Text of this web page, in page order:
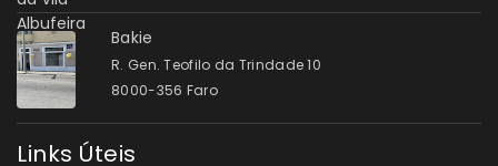
Bakie
R. Gen. Teofilo da Trindade 10
8000-356 Faro
Links Úteis